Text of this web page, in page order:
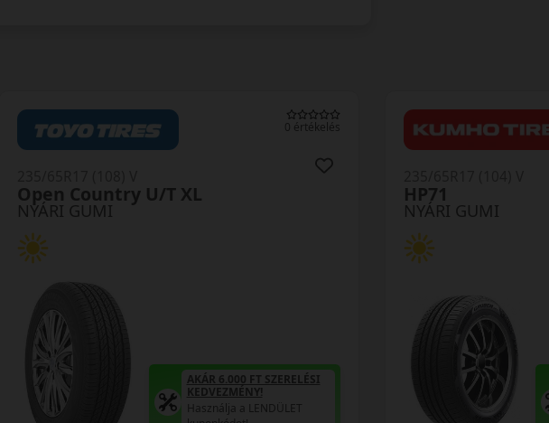
0 értékelés
NYÁRI GUMI
Open Country U/T XL
AKÁR 6.000 FT SZERELÉSI
KEDVEZMÉNY!
Használja a LENDÜLET
NYÁRI GUMI
HP71